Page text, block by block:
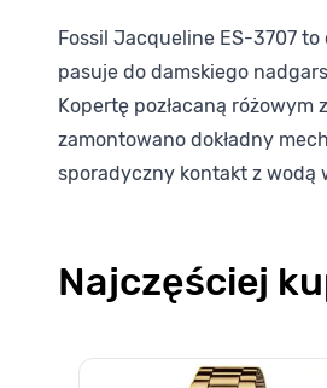
Fossil Jacqueline ES-3707
pasuje do damskiego
Kopertę pozłacaną różowym
zamontowano dokładny
sporadyczny kontakt z wodą
Najczęściej
Poruszanie się po elementach
Naciśnij, aby pominąć karuzelę
Naciśnij, aby przejść do nawigacji